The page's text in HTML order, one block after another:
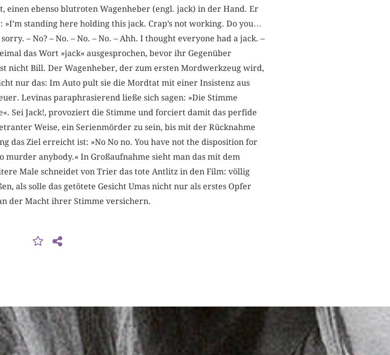
einen ebenso blutroten Wagenheber (engl. jack) in der Hand. Er
standing here holding this jack. Crap’s not working. Do you…
– No? – No. – No. – No. – Ahh. I thought everyone had a jack. –
das Wort »jack« ausgesprochen, bevor ihr Gegenüber
nicht Bill. Der Wagenheber, der zum ersten Mordwerkzeug wird,
nur das: Im Auto pult sie die Mordtat mit einer Insistenz aus
Levinas paraphrasierend ließe sich sagen: »Die Stimme
Sei Jack!, provoziert die Stimme und forciert damit das perfide
Weise, ein Serienmörder zu sein, bis mit der Rücknahme
das Ziel erreicht ist: »No No no. You have not the disposition for
anybody.« In Großaufnahme sieht man das mit dem
Male schneidet von Trier das tote Antlitz in den Film: völlig
als solle das getötete Gesicht Umas nicht nur als erstes Opfer
der Macht ihrer Stimme versichern.